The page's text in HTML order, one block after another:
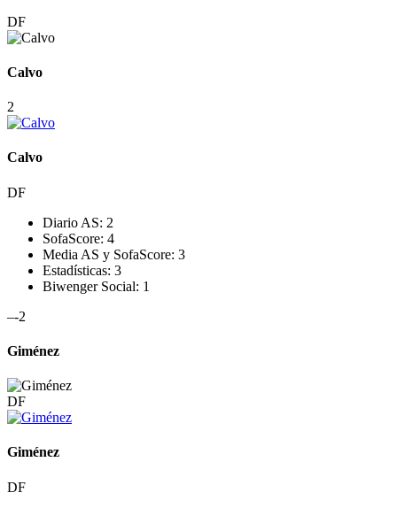
DF
Calvo
2
Calvo
DF
Diario AS: 2
SofaScore: 4
Media AS y SofaScore: 3
Estadísticas: 3
Biwenger Social: 1
–-2
Giménez
DF
Giménez
DF